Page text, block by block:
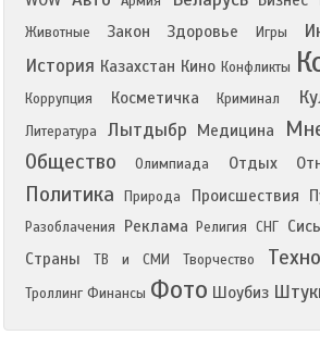
Животные
Закон Здоровье Игры
История Казахстан Кино Конфликты
Коррупция Косметичка Криминал
Литература Лытдыбр Медицина
Общество Олимпиада Отдых
Политика Природа Происшествия
Разоблачения
Реклама Религия СНГ
Страны
ТВ и СМИ Творчество
Троллинг Финансы Фото Шоубиз